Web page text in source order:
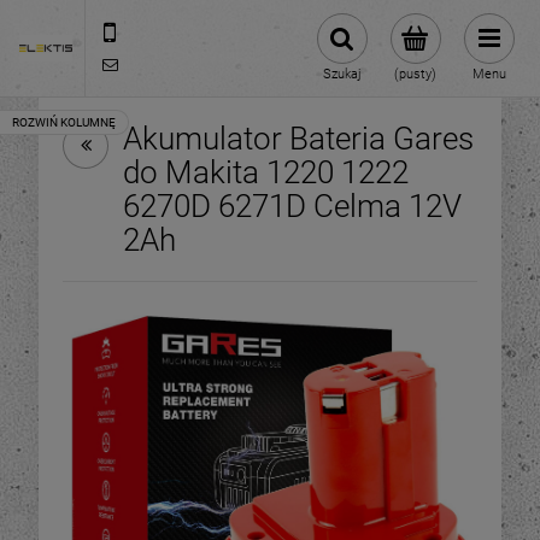
(pusty)
Szukaj Menu
Akumulator Bateria Gares
do Makita 1220 1222
6270D 6271D Celma 12V
2Ah